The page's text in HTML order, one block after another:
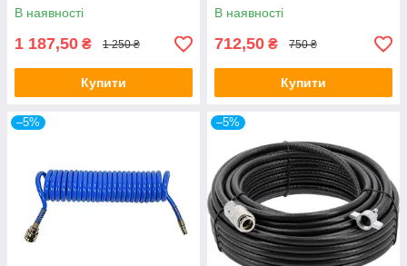
В наявності
1 187,50 ₴ 1 250 ₴
Купити
В наявності
712,50 ₴ 750 ₴
Купити
–5% –5%